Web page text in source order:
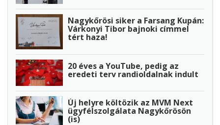
Nagykőrösi siker a Farsang Kupán:
Várkonyi Tibor bajnoki címmel
tért haza!
20 éves a YouTube, pedig az
eredeti terv randioldalnak indult
Új helyre költözik az MVM Next
ügyfélszolgálata Nagykőrösön
(is)